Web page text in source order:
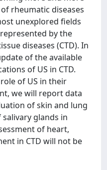
rheumatic diseases
unexplored fields
by the
diseases (CTD). In
of the available
of US in CTD.
of US in their
we will report data
of skin and lung
glands in
of heart,
in CTD will not be